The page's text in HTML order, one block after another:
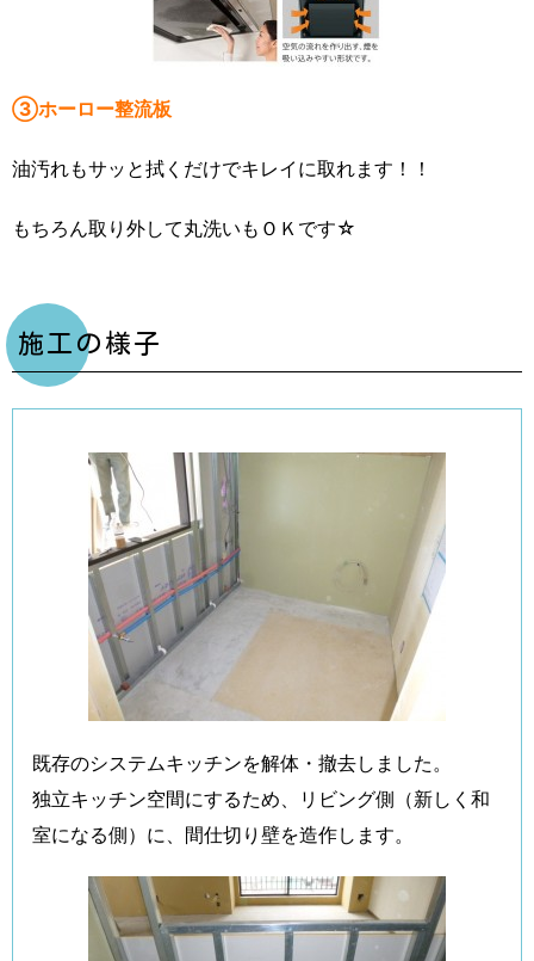
③ホーロー整流板
油汚れもサッと拭くだけでキレイに取れます！！
もちろん取り外して丸洗いもＯＫです☆
施工の様子
既存のシステムキッチンを解体・撤去しました。
独立キッチン空間にするため、リビング側（新しく和
室になる側）に、間仕切り壁を造作します。